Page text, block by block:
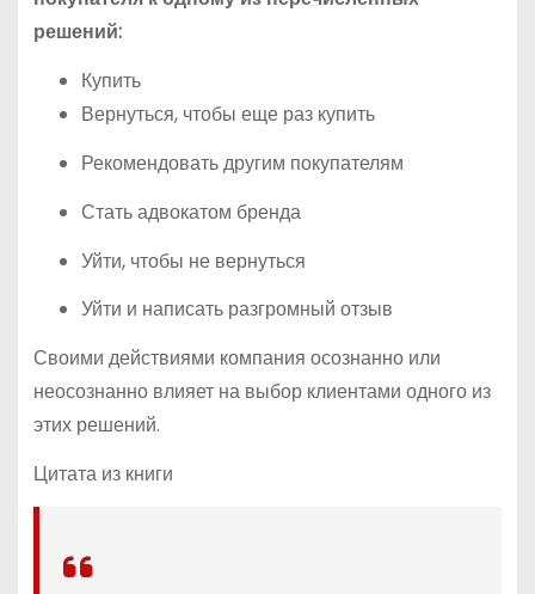
решений:
Купить
Вернуться, чтобы еще раз купить
Рекомендовать другим покупателям
Стать адвокатом бренда
Уйти, чтобы не вернуться
Уйти и написать разгромный отзыв
Своими действиями компания осознанно или
неосознанно влияет на выбор клиентами одного из
этих решений.
Цитата из книги